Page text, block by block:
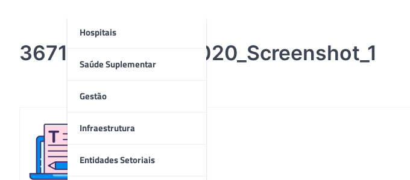
Hospitais
Saúde Suplementar
Gestão
Infraestrutura
Entidades Setoriais
36710541008092020_Screenshot_1